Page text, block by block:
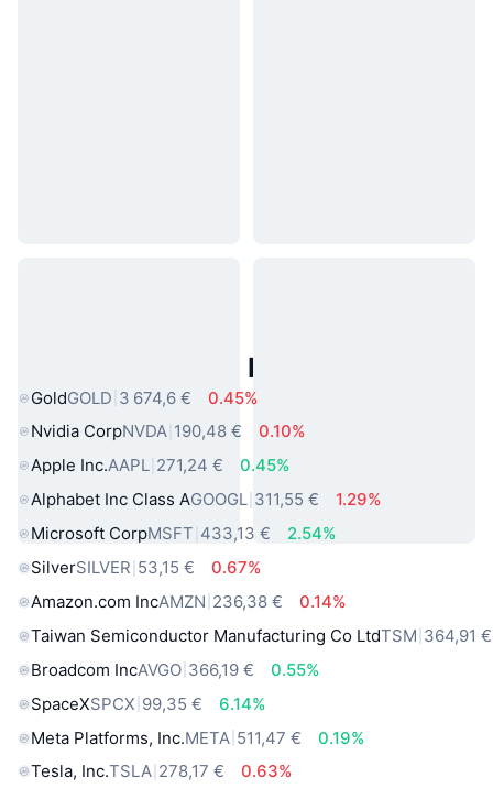
Actifs du Monde Réel Populaires
GoldGOLD 3 674,6 €
0.45%
Nvidia CorpNVDA 190,48 €
0.10%
Apple Inc.AAPL 271,24 €
0.45%
Alphabet Inc Class AGOOGL 311,55 €
1.29%
Microsoft CorpMSFT 433,13 €
2.54%
SilverSILVER 53,15 €
0.67%
Amazon.com IncAMZN 236,38 €
0.14%
Taiwan Semiconductor Manufacturing Co LtdTSM 364,91 €
Broadcom IncAVGO 366,19 €
0.55%
SpaceXSPCX 99,35 €
6.14%
Meta Platforms, Inc.META 511,47 €
0.19%
Tesla, Inc.TSLA 278,17 €
0.63%